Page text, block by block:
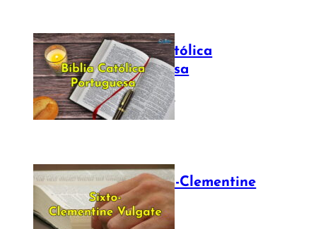
Bíblia Católica
Portuguesa
July 16, 2025
The Sixto-Clementine
Vulgate